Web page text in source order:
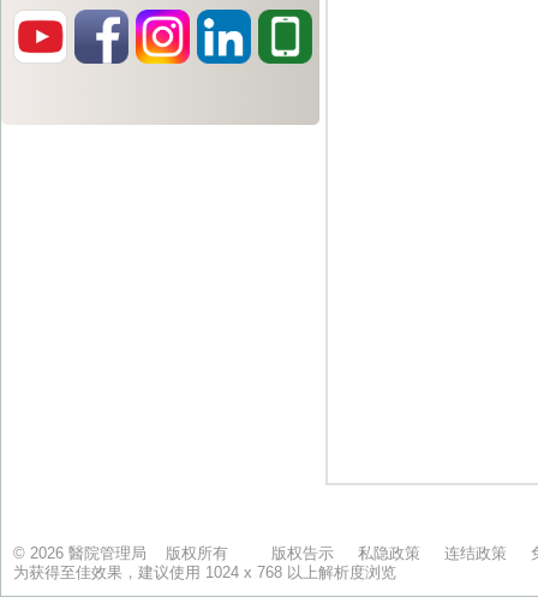
© 2026 醫院管理局 版权所有 版权告示 私隐政策 连结政策
为获得至佳效果，建议使用 1024 x 768 以上解析度浏览